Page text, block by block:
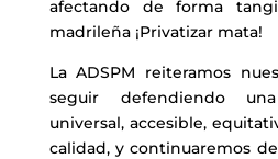
afectando de forma
madrileña ¡Privatizar mata!
La ADSPM reiteramos
seguir defendiendo
universal, accesible,
calidad, y continuaremos